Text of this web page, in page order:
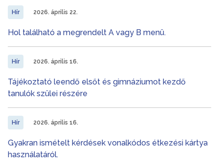
Hír 2026. április 22.
Hol található a megrendelt A vagy B menü.
Hír 2026. április 16.
Tájékoztató leendő elsőt és gimnáziumot kezdő
tanulók szülei részére
Hír 2026. április 16.
Gyakran ismételt kérdések vonalkódos étkezési kártya
használatáról.